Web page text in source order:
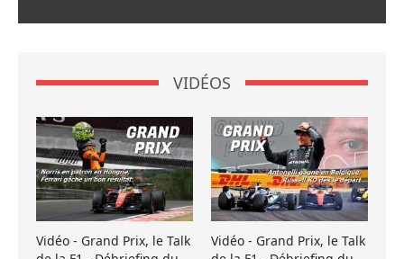
VIDÉOS
Vidéo - Grand Prix, le Talk
Vidéo - Grand Prix, le Talk